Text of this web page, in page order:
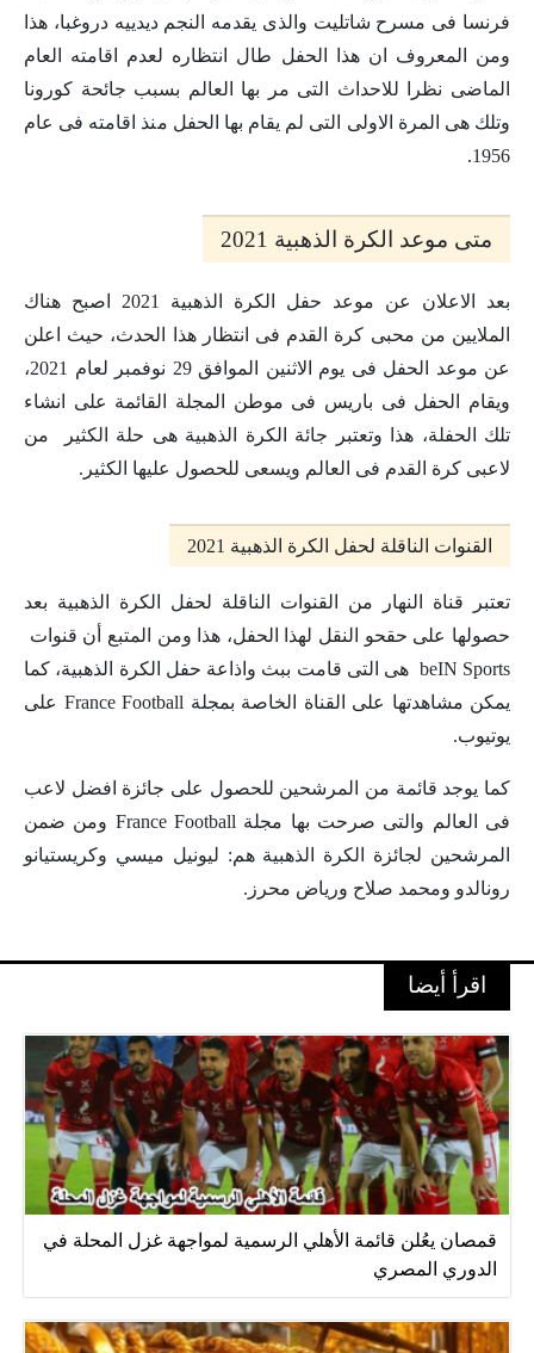
فرنسا فى مسرح شاتليت والذى يقدمه النجم ديدييه دروغبا، هذا
ومن المعروف ان هذا الحفل طال انتظاره لعدم اقامته العام
الماضى نظرا للاحداث التى مر بها العالم بسبب جائحة كورونا
وتلك هى المرة الاولى التى لم يقام بها الحفل منذ اقامته فى عام
1956.
متى موعد الكرة الذهبية 2021
بعد الاعلان عن موعد حفل الكرة الذهبية 2021 اصبح هناك
الملايين من محبى كرة القدم فى انتظار هذا الحدث، حيث اعلن
عن موعد الحفل فى يوم الاثنين الموافق 29 نوفمبر لعام 2021،
ويقام الحفل فى باريس فى موطن المجلة القائمة على انشاء
تلك الحفلة، هذا وتعتبر جائة الكرة الذهبية هى حلة الكثير من
لاعبى كرة القدم فى العالم ويسعى للحصول عليها الكثير.
القنوات الناقلة لحفل الكرة الذهبية 2021
تعتبر قناة النهار من القنوات الناقلة لحفل الكرة الذهبية بعد
حصولها على حقحو النقل لهذا الحفل، هذا ومن المتبع أن قنوات
beIN Sports هى التى قامت ببث واذاعة حفل الكرة الذهبية، كما
يمكن مشاهدتها على القناة الخاصة بمجلة France Football على
يوتيوب.
كما يوجد قائمة من المرشحين للحصول على جائزة افضل لاعب
فى العالم والتى صرحت بها مجلة France Football ومن ضمن
المرشحين لجائزة الكرة الذهبية هم: ليونيل ميسي وكريستيانو
رونالدو ومحمد صلاح ورياض محرز.
اقرأ أيضا
قمصان يعُلن قائمة الأهلي الرسمية لمواجهة غزل المحلة في
الدوري المصري